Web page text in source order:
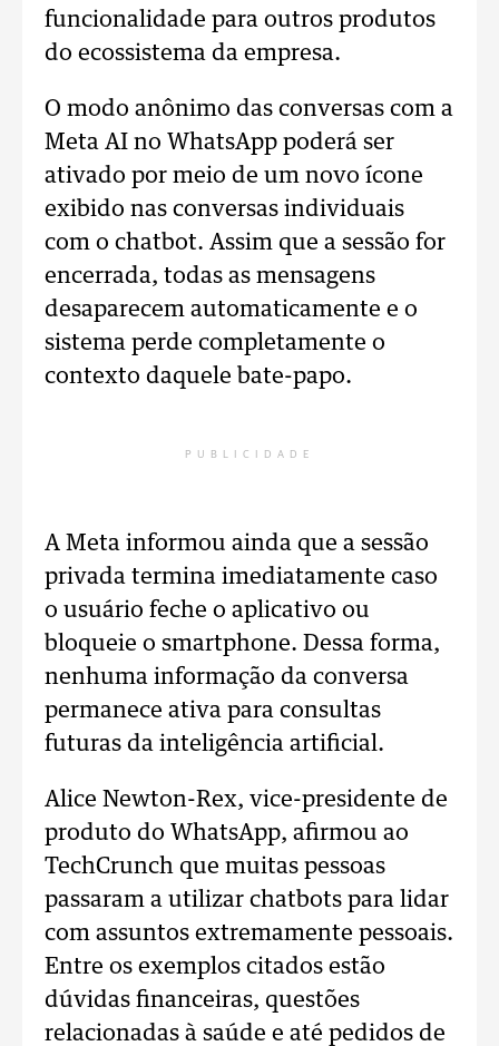
funcionalidade para outros produtos
do ecossistema da empresa.
O modo anônimo das conversas com a
Meta AI no WhatsApp poderá ser
ativado por meio de um novo ícone
exibido nas conversas individuais
com o chatbot. Assim que a sessão for
encerrada, todas as mensagens
desaparecem automaticamente e o
sistema perde completamente o
contexto daquele bate-papo.
PUBLICIDADE
A Meta informou ainda que a sessão
privada termina imediatamente caso
o usuário feche o aplicativo ou
bloqueie o smartphone. Dessa forma,
nenhuma informação da conversa
permanece ativa para consultas
futuras da inteligência artificial.
Alice Newton-Rex, vice-presidente de
produto do WhatsApp, afirmou ao
TechCrunch que muitas pessoas
passaram a utilizar chatbots para lidar
com assuntos extremamente pessoais.
Entre os exemplos citados estão
dúvidas financeiras, questões
relacionadas à saúde e até pedidos de